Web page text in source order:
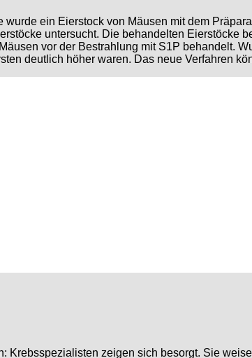
wurde ein Eierstock von Mäusen mit dem
untersucht. Die behandelten Eierstöcke
vor der Bestrahlung mit S1P behandelt.
deutlich höher waren. Das neue Verfahren
Krebsspezialisten zeigen sich besorgt. Sie